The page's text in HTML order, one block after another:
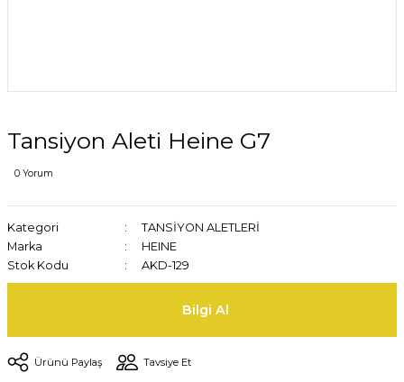
Tansiyon Aleti Heine G7
0 Yorum
Kategori
TANSİYON ALETLERİ
Marka
HEINE
Stok Kodu
AKD-129
Bilgi Al
Ürünü Paylaş Tavsiye Et